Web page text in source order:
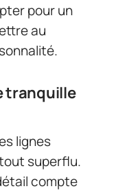
pour un
au
tranquille
lignes
superflu.
compte